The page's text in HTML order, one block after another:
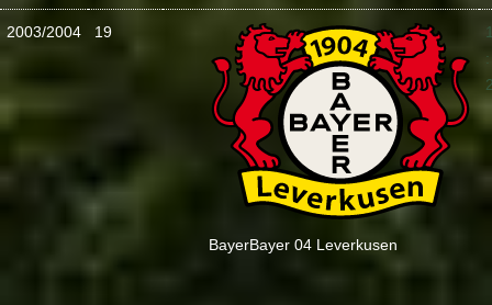
2003/2004 19
BayerBayer 04 Leverkusen
: